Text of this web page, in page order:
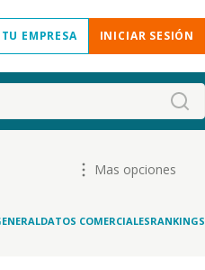
EMPRESA INICIAR SESIÓN
Mas opciones
DATOS COMERCIALESRANKINGS